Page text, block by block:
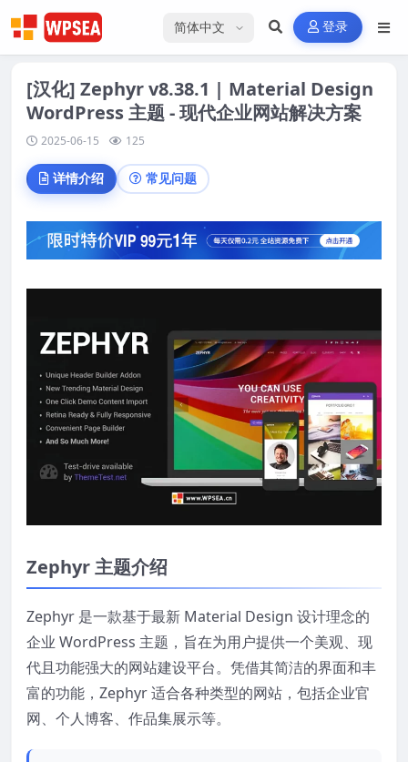
选择语言 登录
[汉化] Zephyr v8.38.1 | Material Design
WordPress 主题 - 现代企业网站解决方案
2025-06-15 125
详情介绍 常见问题
Zephyr 主题介绍
Zephyr 是一款基于最新 Material Design 设计理念的
企业 WordPress 主题，旨在为用户提供一个美观、现
代且功能强大的网站建设平台。凭借其简洁的界面和丰
富的功能，Zephyr 适合各种类型的网站，包括企业官
网、个人博客、作品集展示等。